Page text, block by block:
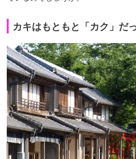
カキはもともと「カク」だ